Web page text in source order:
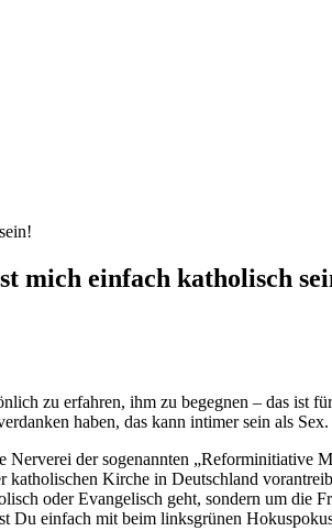
mich einfach katholisch
zu erfahren, ihm zu begegnen – das ist
haben, das kann intimer sein als Sex.
der sogenannten „Reforminitiative
Kirche in Deutschland
oder Evangelisch geht, sondern um die
Du einfach mit beim linksgrünen